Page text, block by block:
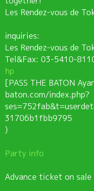
Les Rendez-vous de
inquiries:
Les Rendez-vous de
Tel&Fax: 03-5410-
hp
[PASS THE BATON
baton.com/index.php?
31706b1fbb9795
)
Party info
Advance ticket on sale